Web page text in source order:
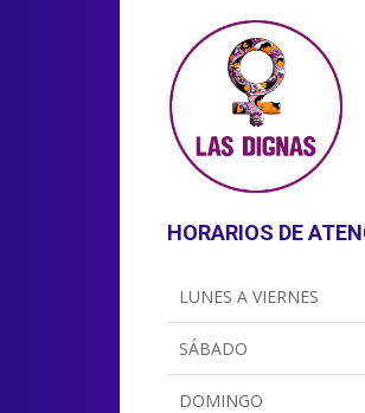
HORARIOS DE
LUNES A VIERNES
SÁBADO
DOMINGO